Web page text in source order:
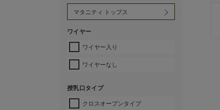
ワイヤー
ワイヤー入り
ワイヤーなし
授乳口タイプ
クロスオープンタイプ